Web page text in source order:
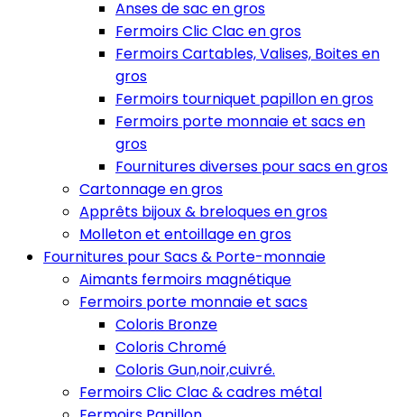
Anses de sac en gros
Fermoirs Clic Clac en gros
Fermoirs Cartables, Valises, Boites en
gros
Fermoirs tourniquet papillon en gros
Fermoirs porte monnaie et sacs en
gros
Fournitures diverses pour sacs en gros
Cartonnage en gros
Apprêts bijoux & breloques en gros
Molleton et entoillage en gros
Fournitures pour Sacs & Porte-monnaie
Aimants fermoirs magnétique
Fermoirs porte monnaie et sacs
Coloris Bronze
Coloris Chromé
Coloris Gun,noir,cuivré.
Fermoirs Clic Clac & cadres métal